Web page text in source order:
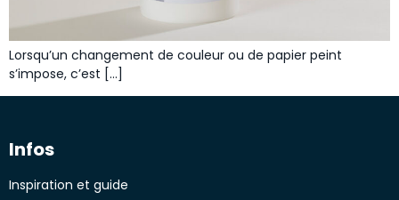
Lorsqu’un changement de couleur ou de papier peint
s’impose, c’est […]
Infos
Inspiration et guide